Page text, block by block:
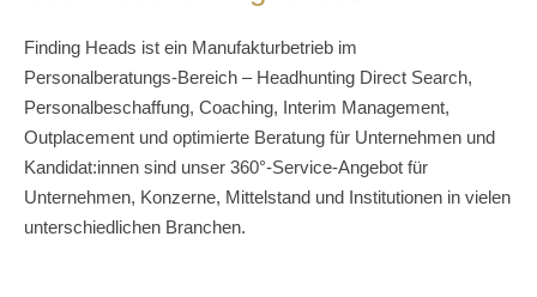
Finding Heads ist ein Manufakturbetrieb im
Personalberatungs-Bereich – Headhunting Direct Search,
Personalbeschaffung, Coaching, Interim Management,
Outplacement und optimierte Beratung für Unternehmen und
Kandidat:innen sind unser 360°-Service-Angebot für
Unternehmen, Konzerne, Mittelstand und Institutionen in vielen
unterschiedlichen Branchen.